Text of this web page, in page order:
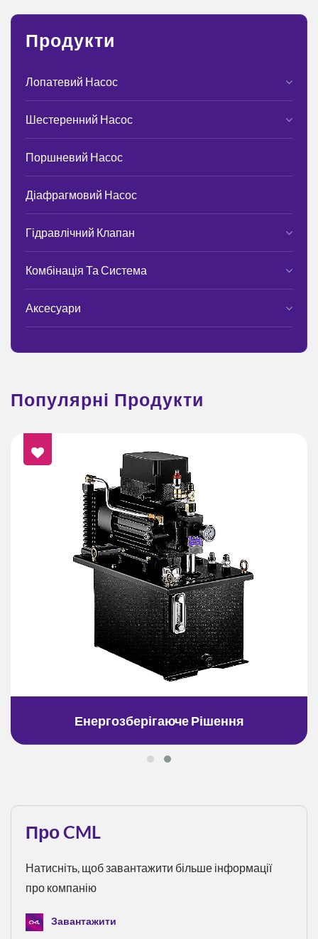
Продукти
Лопатевий Насос
Шестеренний Насос
Поршневий Насос
Діафрагмовий Насос
Гідравлічний Клапан
Комбінація Та Система
Аксесуари
Популярні Продукти
Енергозберігаюче Рішення
Про CML
Натисніть, щоб завантажити більше інформації
про компанію
Завантажити